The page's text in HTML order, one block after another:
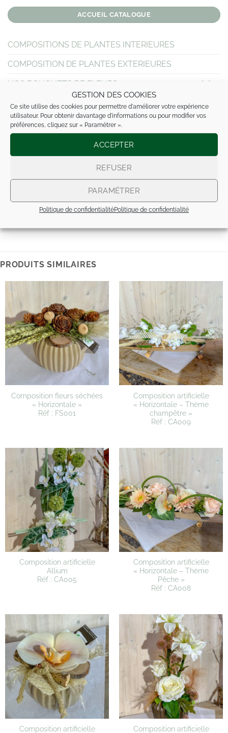
GESTION DES COOKIES
Ce site utilise des cookies pour permettre d'améliorer votre expérience
utilisateur. Pour obtenir davantage d'informations ou pour modifier vos
préférences, cliquez sur « Paramétrer ».
ACCEPTER
REFUSER
PARAMÉTRER
Politique de confidentialitéPolitique de confidentialité
ACCUEIL CATALOGUE
COMPOSITIONS DE PLANTES INTERIEURES
COMPOSITION DE PLANTES EXTERIEURES
NOS BOUQUETS DE FLEURS
MARIAGE
DEUIL
NAISSANCE / BAPTÊME
NOS COMPOS ARTIFICIELLES
Fleurs séchées
PRODUITS SIMILAIRES
Composition fleurs séchées
« Horizontale »
Réf : FS001
Composition artificielle
« Horizontale – Thème
champêtre »
Réf : CA009
Composition artificielle
Allium
Réf : CA005
Composition artificielle
« Horizontale – Thème
Pêche »
Réf : CA008
Composition artificielle Composition artificielle